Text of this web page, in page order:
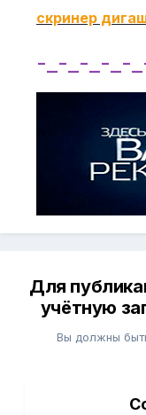
скринер
-_-_-_-_-
Для
учётную
Вы должны